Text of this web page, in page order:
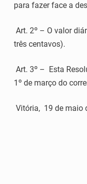
para fazer face a
Art. 2º – O valor
três centavos).
Art. 3º – Esta
1º de março do
Vitória, 19 de maio